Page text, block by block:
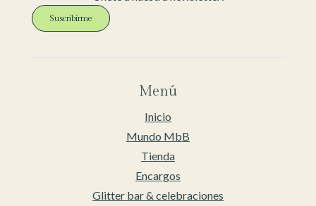
Suscribirme
Menú
Inicio
Mundo MbB
Tienda
Encargos
Glitter bar & celebraciones